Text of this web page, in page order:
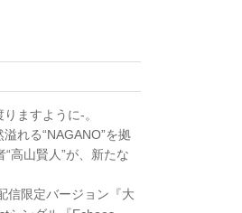
ますように-。
れる“NAGANO”を拠
高山賢人”が、新たな
信限定バージョン『大